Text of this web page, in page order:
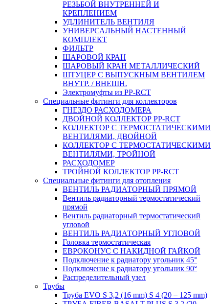
РЕЗЬБОЙ ВНУТРЕННЕЙ И
КРЕПЛЕНИЕМ
УДЛИНИТЕЛЬ ВЕНТИЛЯ
УНИВЕРСАЛЬНЫЙ НАСТЕННЫЙ
КОМПЛЕКТ
ФИЛЬТР
ШАРОВОЙ КРАН
ШАРОВЫЙ КРАН МЕТАЛЛИЧЕСКИЙ
ШТУЦЕР С ВЫПУСКНЫМ ВЕНТИЛЕМ
ВНУТР. / ВНЕШН.
Электромуфты из PP-RCT
Специальные фитинги для коллекторов
ГНЕЗДО РАСХОДОМЕРА
ДВОЙНОЙ КОЛЛЕКТОР PP-RCT
КОЛЛЕКТОР С ТЕРМОСТАТИЧЕСКИМИ
ВЕНТИЛЯМИ, ДВОЙНОЙ
КОЛЛЕКТОР С ТЕРМОСТАТИЧЕСКИМИ
ВЕНТИЛЯМИ, ТРОЙНОЙ
РАСХОДОМЕР
ТРОЙНОЙ КОЛЛЕКТОР PP-RCT
Специальные фитинги для отопления
ВЕНТИЛЬ РАДИАТОРНЫЙ ПРЯМОЙ
Вентиль радиаторный термостатический
прямой
Вентиль радиаторный термостатический
угловой
ВЕНТИЛЬ РАДИАТОРНЫЙ УГЛОВОЙ
Головка термостатическая
ЕВРОКОНУС С НАКИДНОЙ ГАЙКОЙ
Подключение к радиатору угольник 45°
Подключение к радиатору угольник 90°
Распределительный узел
Трубы
Труба EVO S 3,2 (16 mm) S 4 (20 – 125 mm)